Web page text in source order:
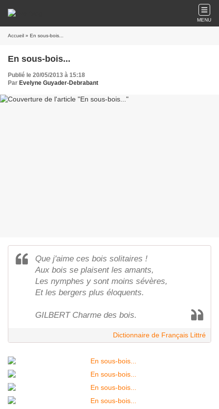
MENU
Accueil » En sous-bois...
En sous-bois...
Publié le 20/05/2013 à 15:18
Par Evelyne Guyader-Debrabant
Que j'aime ces bois solitaires !
Aux bois se plaisent les amants,
Les nymphes y sont moins sévères,
Et les bergers plus éloquents.
GILBERT Charme des bois.
Dictionnaire de Français Littré